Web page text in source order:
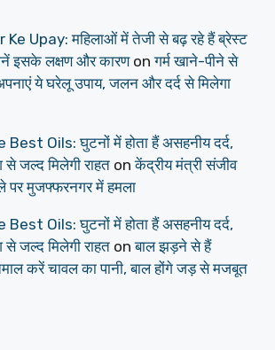
Upay: महिलाओं में तेजी से बढ़ रहे हैं ब्रेस्ट
इसके लक्षण और कारणonगर्म खाने-पीने से
ये घरेलू उपाय, जलन और दर्द से मिलेगा
Oils: घुटनों में होता हैं असहनीय दर्द,
से जल्द मिलेगी राहत onकेंद्रीय मंत्री संजीव
पर मुजफ्फरनगर में हमला
Oils: घुटनों में होता हैं असहनीय दर्द,
से जल्द मिलेगी राहत onबाल झड़ने से हैं
करें चावल का पानी, बाल होंगे जड़ से मजबूत